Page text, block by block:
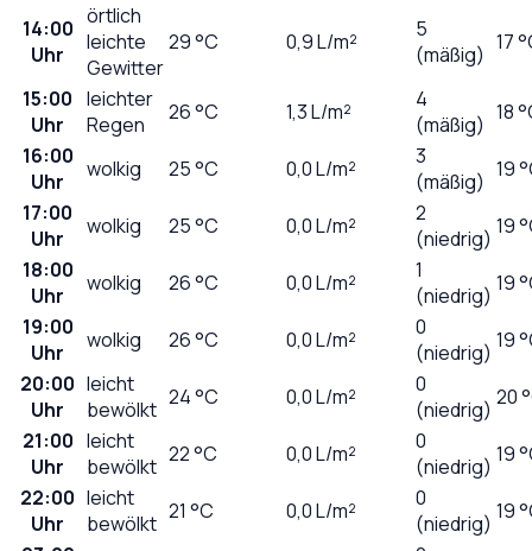
14:00
Uhr
örtlich
leichte
Gewitter
29°C 0,9L/m²
5
(mäßig) 17
15:00
Uhr
leichter
Regen
26°C 1,3L/m²
4
(mäßig) 18
16:00
Uhr
wolkig 25°C 0,0L/m²
3
(mäßig) 19
17:00
Uhr
wolkig 25°C 0,0L/m²
2
(niedrig) 19
18:00
Uhr
wolkig 26°C 0,0L/m²
1
(niedrig) 19
19:00
Uhr
wolkig 26°C 0,0L/m²
0
(niedrig) 19
20:00
Uhr
leicht
bewölkt 24°C 0,0L/m²
0
(niedrig) 20
21:00
Uhr
leicht
bewölkt 22°C 0,0L/m²
0
(niedrig) 19
22:00
Uhr
leicht
bewölkt 21 °C 0,0L/m²
0
(niedrig) 19